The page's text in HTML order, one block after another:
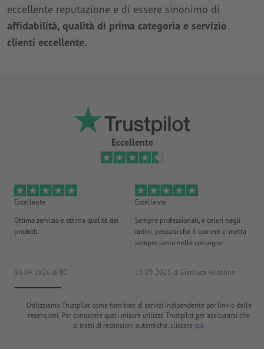
eccellente reputazione e di essere sinonimo di
affidabilità, qualità di prima categoria e servizio
clienti eccellente.
Eccellente
Eccellente
Ottimo servizio e ottima qualità dei
prodotti.
30.04.2026 di KC
Eccellente
Sempre professionali, e celeri negli
ordini, peccato che il corriere ci metta
sempre tanto nelle consegne
15.09.2025 di Gianluca Voltolina
Utilizziamo Trustpilot come fornitore di servizi indipendente per linvio delle
recensioni. Per conoscere quali misure utilizza Trustpilot per assicurarsi che
si tratti di recensioni autentiche, cliccare qui